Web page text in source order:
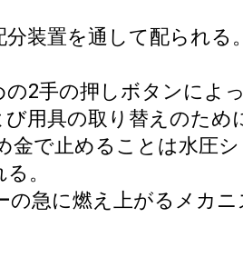
装置を通して配られ
2手の押しボタンによ
用具の取り替えのため
で止めることは水圧シ
。
急に燃え上がるメカニ